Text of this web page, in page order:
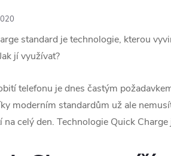
standard je technologie, kterou
jí využívat?
telefonu je dnes častým
moderním standardům už ale
na celý den. Technologie Quick